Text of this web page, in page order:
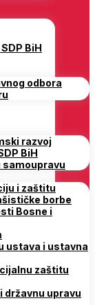
BiH
odbora
razvoj
BiH
samoupravu
i zaštitu
borbe
Bosne i
ustava i ustavna
zaštitu
državnu upravu